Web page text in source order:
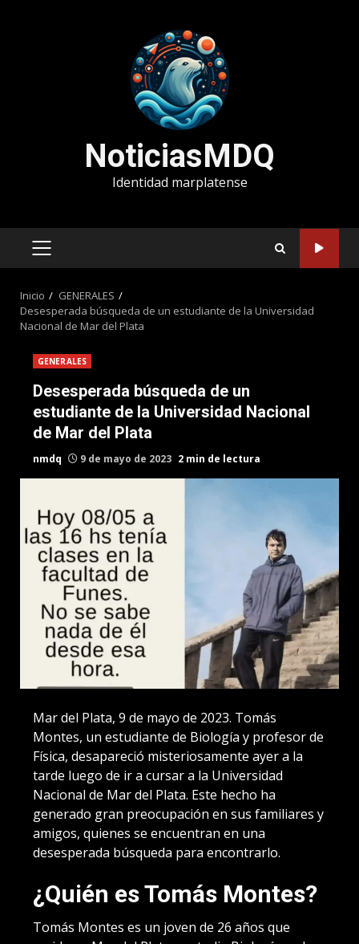
NoticiasMDQ
Identidad marplatense
MENÚ
Inicio
GENERALES
Desesperada búsqueda de un estudiante de la Universidad
Nacional de Mar del Plata
GENERALES
Desesperada búsqueda de un
estudiante de la Universidad Nacional
de Mar del Plata
nmdq 9 de mayo de 2023 2 min de lectura
Mar del Plata, 9 de mayo de 2023. Tomás
Montes, un estudiante de Biología y profesor de
Física, desapareció misteriosamente ayer a la
tarde luego de ir a cursar a la Universidad
Nacional de Mar del Plata. Este hecho ha
generado gran preocupación en sus familiares y
amigos, quienes se encuentran en una
desesperada búsqueda para encontrarlo.
¿Quién es Tomás Montes?
Tomás Montes es un joven de 26 años que